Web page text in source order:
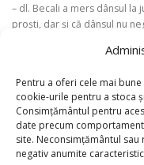
Pentru a oferi cele mai
cookie-urile pentru a stoca
Consimțământul pentru
date precum
site. Neconsimțământul
negativ anumite
– dl. Becali a mers dânsul la
proști, dar și că dânsul nu
A fost doar prima zi a noii
au fost jurnaliștii.
Toți acești agresori vor să
parlamentare. Sper că
pentru că nu există
(Opinie Ovidiu Voicu)